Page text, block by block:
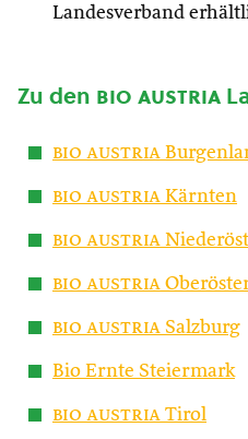
Landesverband
Zu den bio austria
bio austria
bio austria Kärnten
bio austria
bio austria
bio austria Salzburg
Bio Ernte Steiermark
bio austria Tirol